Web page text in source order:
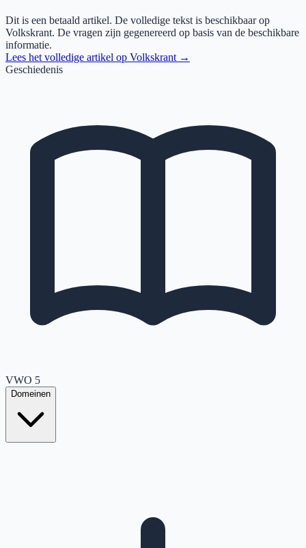
Dit is een betaald artikel. De volledige tekst is beschikbaar op
Volkskrant. De vragen zijn gegenereerd op basis van de beschikbare
informatie.
Lees het volledige artikel op Volkskrant →
Geschiedenis
VWO 5
Domeinen